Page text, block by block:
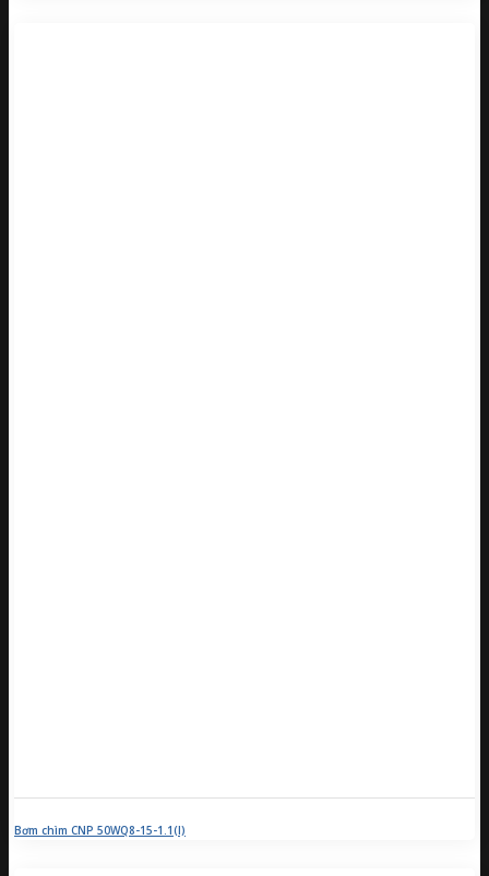
Bơm chìm CNP 50WQ8-15-1.1(I)